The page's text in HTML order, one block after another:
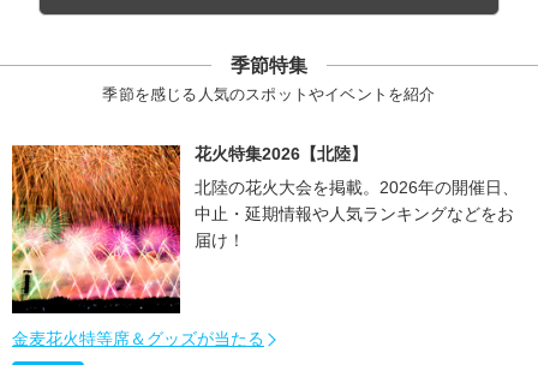
季節特集
季節を感じる人気のスポットやイベントを紹介
花火特集2026【北陸】
北陸の花火大会を掲載。2026年の開催日、
中止・延期情報や人気ランキングなどをお
届け！
金麦花火特等席＆グッズが当たる